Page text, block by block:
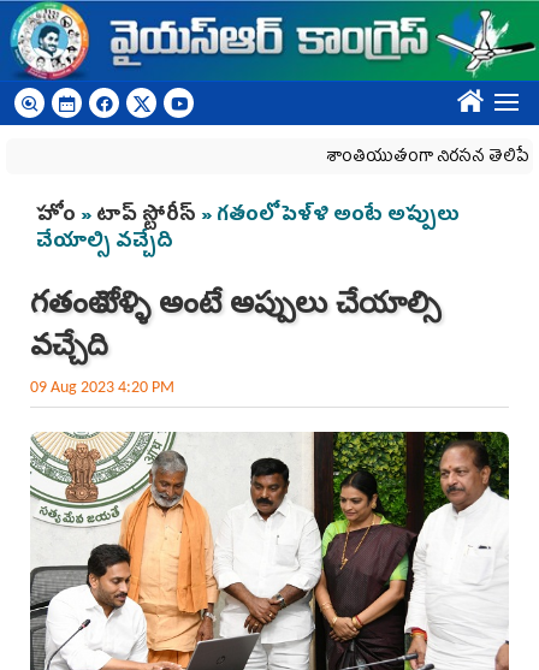
Skip to main content
????
శాంతియుతంగా నిరసన తెలిపే
You are here
హోం »టాప్ స్టోరీస్ » గతంలో పెళ్ళి అంటే అప్పులు
చేయాల్సి వచ్చేది
గతంలో పెళ్ళి అంటే అప్పులు చేయాల్సి
వచ్చేది
09 Aug 2023 4:20 PM